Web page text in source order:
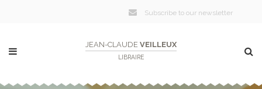
Subscribe to our newsletter
JEAN-CLAUDE VEILLEUX
LIBRAIRE